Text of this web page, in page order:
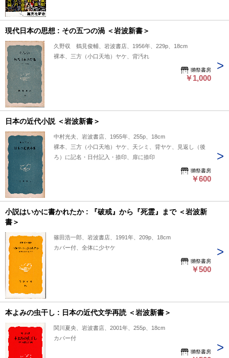
現代日本の思想 : その五つの渦 ＜岩波新書＞
久野収 鶴見俊輔、岩波書店、1956年、229p、18cm
裸本、三方（小口天地）ヤケ、背汚れ
獺祭書房
￥1,000
日本の近代小説 ＜岩波新書＞
中村光夫、岩波書店、1955年、255p、18cm
裸本、三方（小口天地）ヤケ、天シミ、背ヤケ、見返し（後
ろ）に記名・日付記入・捺印、扉に捺印
獺祭書房
￥600
小説はいかに書かれたか : 『破戒』から『死霊』まで ＜岩波新
書＞
篠田浩一郎、岩波書店、1991年、209p、18cm
カバー付、全体に少ヤケ
獺祭書房
￥500
本よみの虫干し : 日本の近代文学再読 ＜岩波新書＞
関川夏央、岩波書店、2001年、255p、18cm
カバー付
獺祭書房